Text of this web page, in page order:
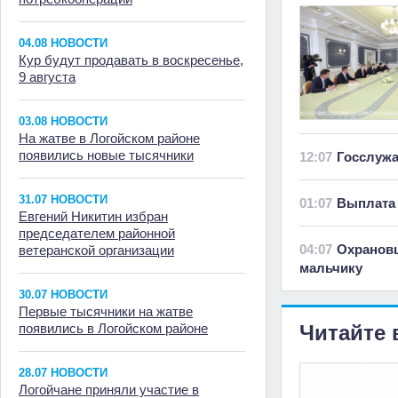
04.08 НОВОСТИ
Кур будут продавать в воскресенье,
9 августа
03.08 НОВОСТИ
На жатве в Логойском районе
появились новые тысячники
31.07 НОВОСТИ
Евгений Никитин избран
председателем районной
ветеранской организации
30.07 НОВОСТИ
Первые тысячники на жатве
появились в Логойском районе
28.07 НОВОСТИ
Логойчане приняли участие в
12:07
01:07 Выплата
04:07
мальчику
Читайте